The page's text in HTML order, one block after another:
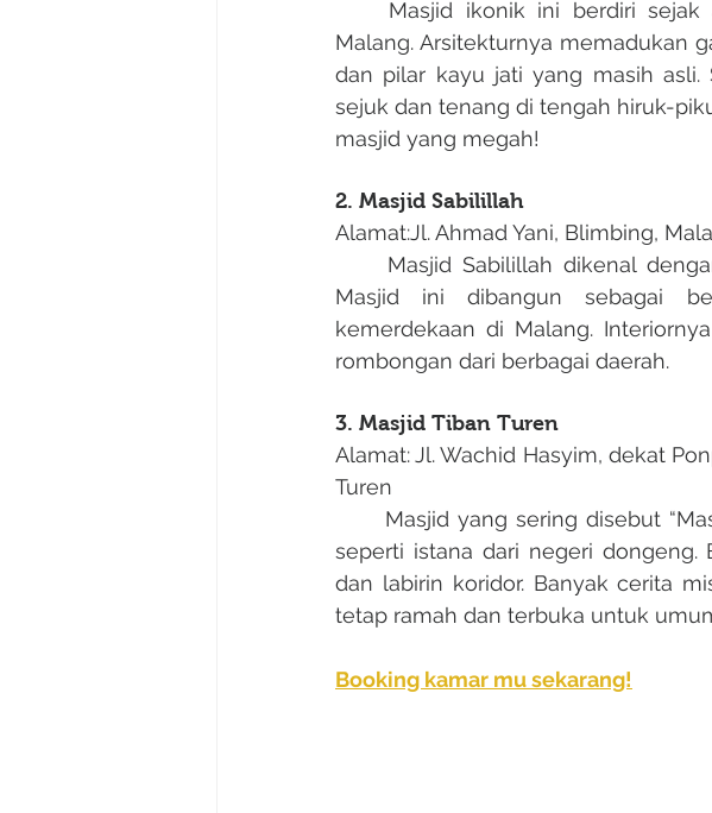
Malang. Arsitekturnya memadukan
dan pilar kayu jati yang masih asli.
sejuk dan tenang di tengah hiruk-
masjid yang megah!
2. Masjid Sabilillah
Alamat:Jl. Ahmad Yani, Blimbing,
Masjid ini dibangun sebagai
kemerdekaan di Malang.
rombongan dari berbagai daerah.
3. Masjid Tiban Turen
Alamat:Jl. Wachid Hasyim, dekat
Turen
seperti istana dari negeri dongeng.
dan labirin koridor. Banyak cerita
tetap ramah dan terbuka untuk
Booking kamar mu sekarang!